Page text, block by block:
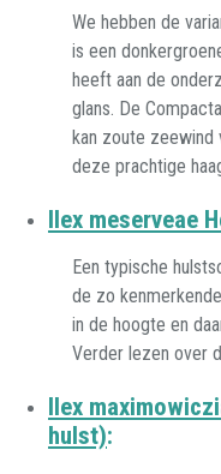
We hebben de
is een
heeft aan de
glans. De
kan zoute zeewind
deze prachtige
Ilex meserveae
Een typische
de zo
in de hoogte en
Verder lezen over
Ilex
hulst):